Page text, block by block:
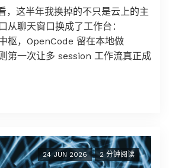
，这半年我换掉的不只是云上的主
从聊天窗口换成了工作台：
枢，OpenCode 留在本地做
第一次让多 session 工作流真正成
24 JUN 2026 2 分钟阅读